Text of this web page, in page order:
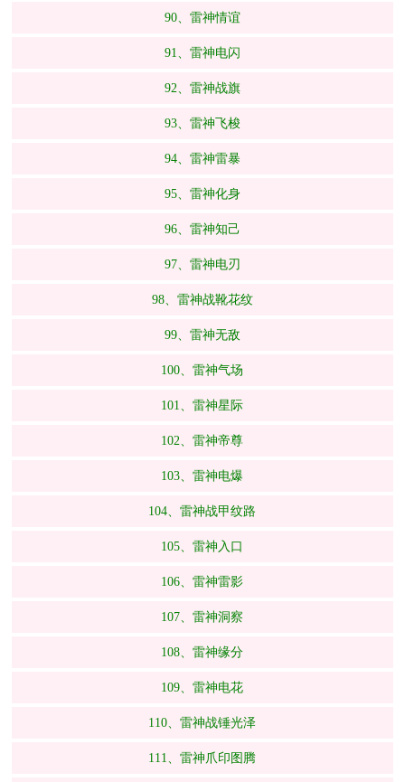
90、雷神情谊
91、雷神电闪
92、雷神战旗
93、雷神飞梭
94、雷神雷暴
95、雷神化身
96、雷神知己
97、雷神电刃
98、雷神战靴花纹
99、雷神无敌
100、雷神气场
101、雷神星际
102、雷神帝尊
103、雷神电爆
104、雷神战甲纹路
105、雷神入口
106、雷神雷影
107、雷神洞察
108、雷神缘分
109、雷神电花
110、雷神战锤光泽
111、雷神爪印图腾